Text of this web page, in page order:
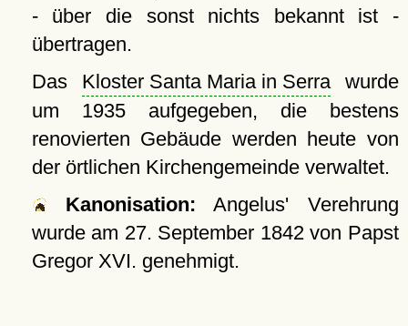
- über die sonst nichts bekannt ist -
übertragen.
Das Kloster Santa Maria in Serrawurde
um 1935 aufgegeben, die bestens
renovierten Gebäude werden heute von
der örtlichen Kirchengemeinde verwaltet.
Kanonisation: Angelus' Verehrung
wurde am 27. September 1842 von Papst
Gregor XVI. genehmigt.